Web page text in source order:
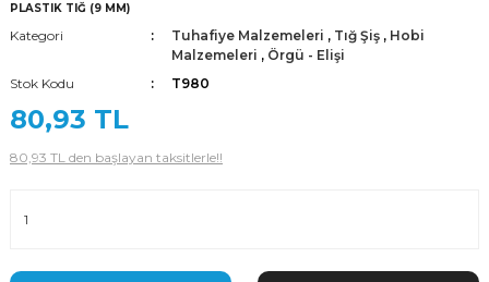
PLASTIK TIĞ (9 MM)
Kategori Tuhafiye Malzemeleri , Tığ Şiş , Hobi
Malzemeleri , Örgü - Elişi
Stok Kodu
T980
80,93 TL
80,93 TL den başlayan taksitlerle!!